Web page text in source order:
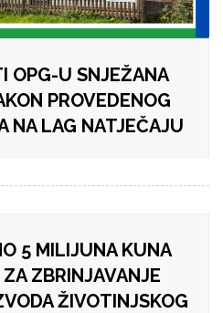
OPG-U SNJEŽANA
PROVEDENOG
NA LAG NATJEČAJU
5 MILIJUNA KUNA
ZBRINJAVANJE
ŽIVOTINJSKOG